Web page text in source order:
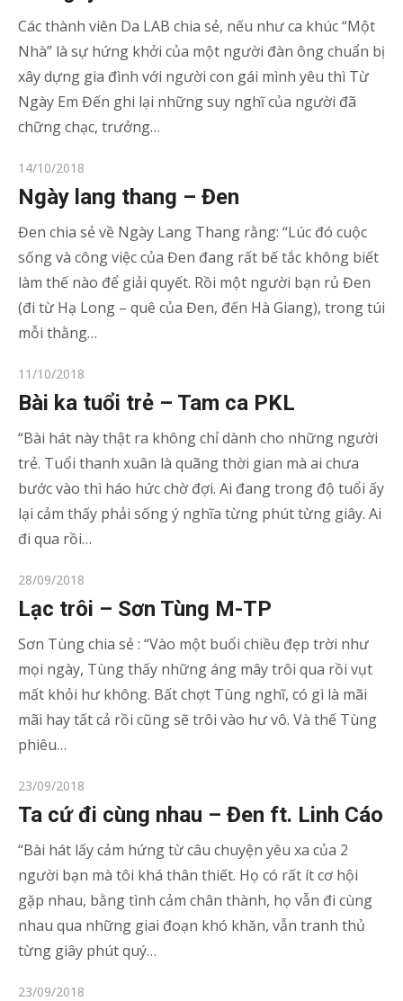
Các thành viên Da LAB chia sẻ, nếu như ca khúc “Một
Nhà” là sự hứng khởi của một người đàn ông chuẩn bị
xây dựng gia đình với người con gái mình yêu thì Từ
Ngày Em Đến ghi lại những suy nghĩ của người đã
chững chạc, trưởng…
Posted
on
14/10/2018
Ngày lang thang – Đen
Đen chia sẻ về Ngày Lang Thang rằng: “Lúc đó cuộc
sống và công việc của Đen đang rất bế tắc không biết
làm thế nào để giải quyết. Rồi một người bạn rủ Đen
(đi từ Hạ Long – quê của Đen, đến Hà Giang), trong túi
mỗi thằng…
Posted
on
11/10/2018
Bài ka tuổi trẻ – Tam ca PKL
“Bài hát này thật ra không chỉ dành cho những người
trẻ. Tuổi thanh xuân là quãng thời gian mà ai chưa
bước vào thì háo hức chờ đợi. Ai đang trong độ tuổi ấy
lại cảm thấy phải sống ý nghĩa từng phút từng giây. Ai
đi qua rồi…
Posted
on
28/09/2018
Lạc trôi – Sơn Tùng M-TP
Sơn Tùng chia sẻ : “Vào một buổi chiều đẹp trời như
mọi ngày, Tùng thấy những áng mây trôi qua rồi vụt
mất khỏi hư không. Bất chợt Tùng nghĩ, có gì là mãi
mãi hay tất cả rồi cũng sẽ trôi vào hư vô. Và thế Tùng
phiêu…
Posted
on
23/09/2018
Ta cứ đi cùng nhau – Đen ft. Linh Cáo
“Bài hát lấy cảm hứng từ câu chuyện yêu xa của 2
người bạn mà tôi khá thân thiết. Họ có rất ít cơ hội
gặp nhau, bằng tình cảm chân thành, họ vẫn đi cùng
nhau qua những giai đoạn khó khăn, vẫn tranh thủ
từng giây phút quý…
Posted
23/09/2018